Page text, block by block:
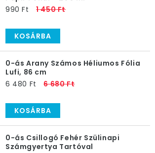
990 Ft
1 450 Ft
KOSÁRBA
0-ás Arany Számos Héliumos Fólia
Lufi, 86 cm
6 480 Ft
6 680 Ft
KOSÁRBA
0-ás Csillogó Fehér Szülinapi
Számgyertya Tartóval